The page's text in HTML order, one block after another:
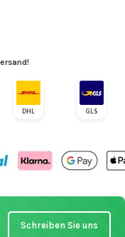
DHL GLS
Schreiben Sie uns